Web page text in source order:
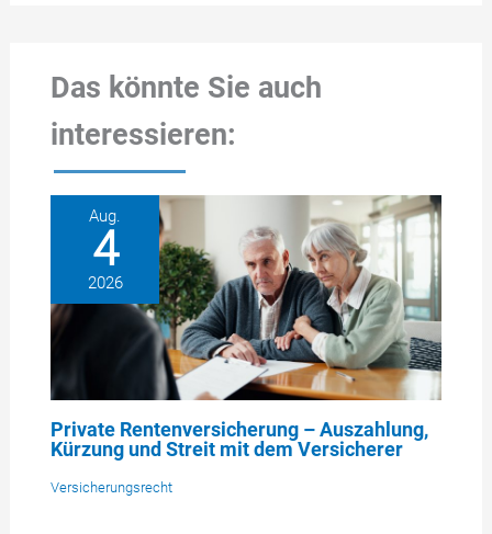
Das könnte Sie auch
interessieren:
Aug.
4
2026
Private Rentenversicherung – Auszahlung,
Kürzung und Streit mit dem Versicherer
Versicherungsrecht